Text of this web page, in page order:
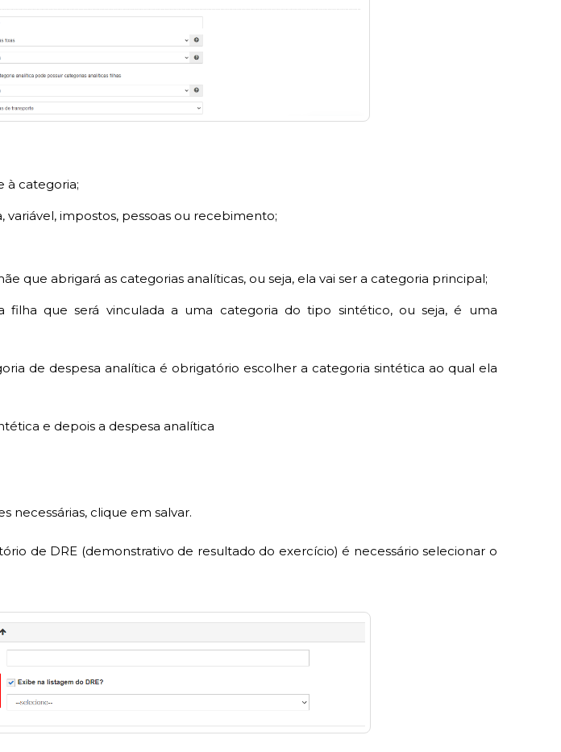
à categoria;
variável, impostos, pessoas ou recebimento;
que abrigará as categorias analíticas, ou seja, ela vai ser a categoria principal;
filha que será vinculada a uma categoria do tipo sintético, ou seja, é uma
de despesa analítica é obrigatório escolher a categoria sintética ao qual ela
e depois a despesa analítica
necessárias, clique em salvar.
de DRE (demonstrativo de resultado do exercício) é necessário selecionar o